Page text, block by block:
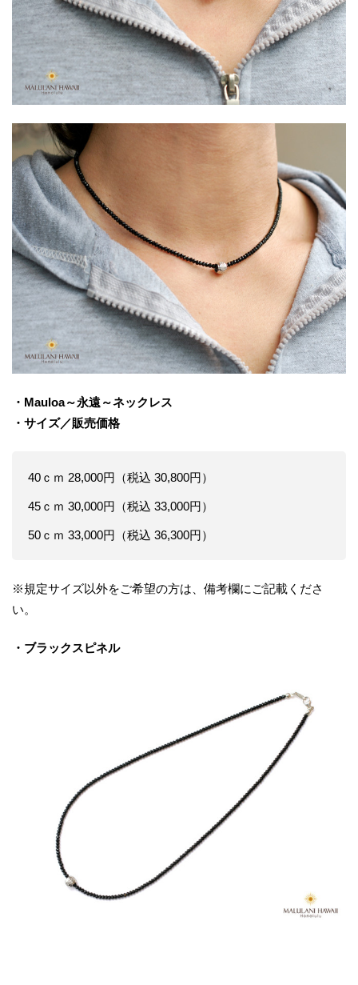
・Mauloa～永遠～ネックレス
・サイズ／販売価格
40ｃｍ 28,000円（税込 30,800円）
45ｃｍ 30,000円（税込 33,000円）
50ｃｍ 33,000円（税込 36,300円）
※規定サイズ以外をご希望の方は、備考欄にご記載くださ
い。
・ブラックスピネル